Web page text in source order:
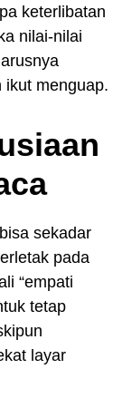
keterlibatan
nilai-nilai
ikut menguap.
sekadar
pada
“empati
tetap
layar